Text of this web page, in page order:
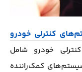
کنترلی خودرو
خودرو شامل
کمک‌راننده